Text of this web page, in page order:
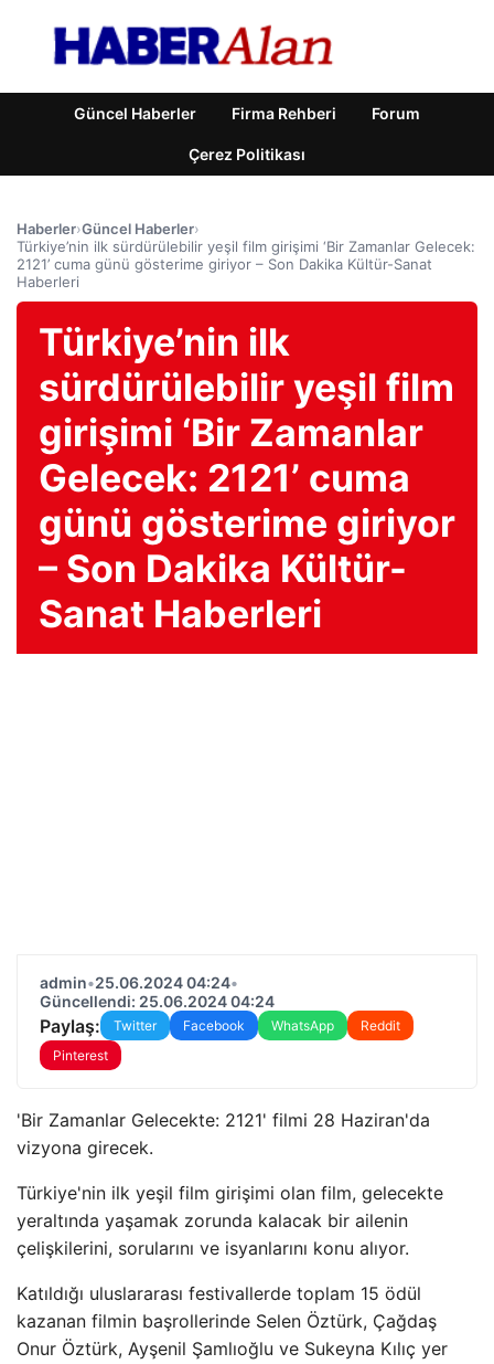
Güncel Haberler Firma Rehberi Forum
Çerez Politikası
Haberler›Güncel Haberler›
Türkiye’nin ilk sürdürülebilir yeşil film girişimi ‘Bir Zamanlar Gelecek:
2121’ cuma günü gösterime giriyor – Son Dakika Kültür-Sanat
Haberleri
Türkiye’nin ilk
sürdürülebilir yeşil film
girişimi ‘Bir Zamanlar
Gelecek: 2121’ cuma
günü gösterime giriyor
– Son Dakika Kültür-
Sanat Haberleri
admin•25.06.2024 04:24•
Güncellendi: 25.06.2024 04:24
Paylaş: Twitter Facebook WhatsApp
Reddit
Pinterest
'Bir Zamanlar Gelecekte: 2121' filmi 28 Haziran'da
vizyona girecek.
Türkiye'nin ilk yeşil film girişimi olan film, gelecekte
yeraltında yaşamak zorunda kalacak bir ailenin
çelişkilerini, sorularını ve isyanlarını konu alıyor.
Katıldığı uluslararası festivallerde toplam 15 ödül
kazanan filmin başrollerinde Selen Öztürk, Çağdaş
Onur Öztürk, Ayşenil Şamlıoğlu ve Sukeyna Kılıç yer